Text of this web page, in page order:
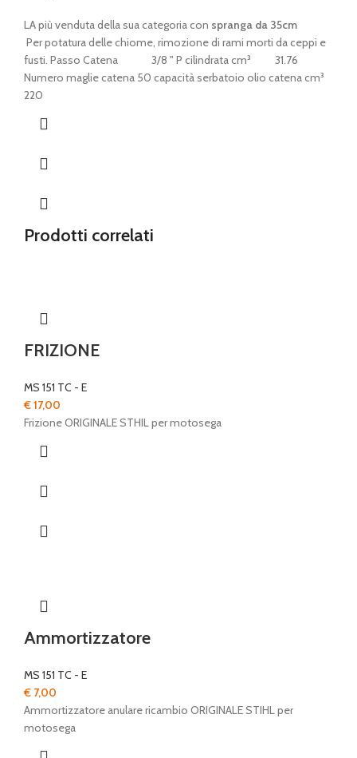
LA più venduta della sua categoria con spranga da 35cm
Per potatura delle chiome, rimozione di rami morti da ceppi e
fusti. Passo Catena 3/8 " P cilindrata cm³ 31.76
Numero maglie catena 50 capacità serbatoio olio catena cm³
220
Prodotti correlati
FRIZIONE
MS 151 TC - E
€17,00
Frizione ORIGINALE STHIL per motosega
Ammortizzatore
MS 151 TC - E
€ 7,00
Ammortizzatore anulare ricambio ORIGINALE STIHL per
motosega